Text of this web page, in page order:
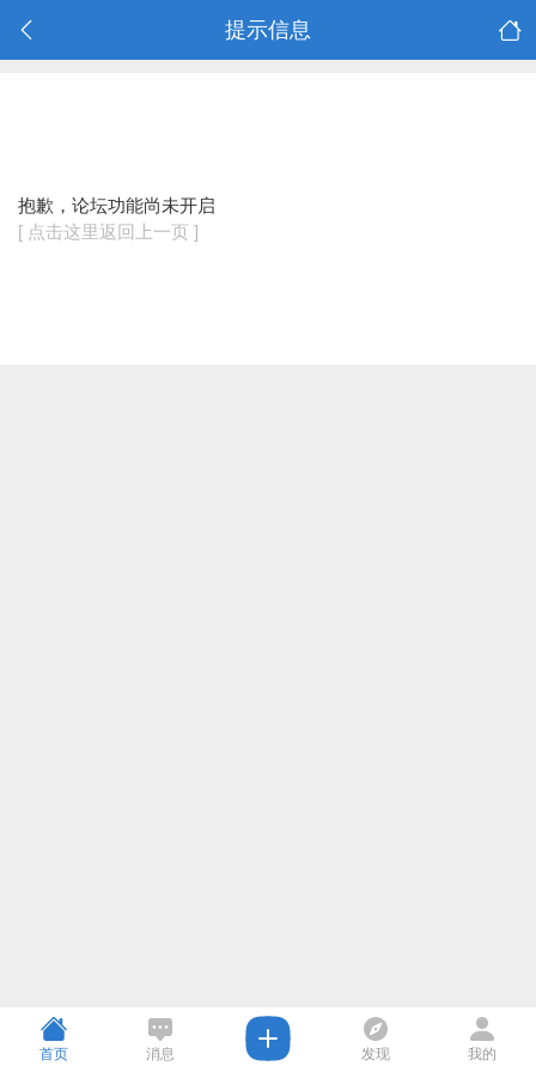
提示信息
抱歉，论坛功能尚未开启
[ 点击这里返回上一页 ]
首页 消息 发现 我的